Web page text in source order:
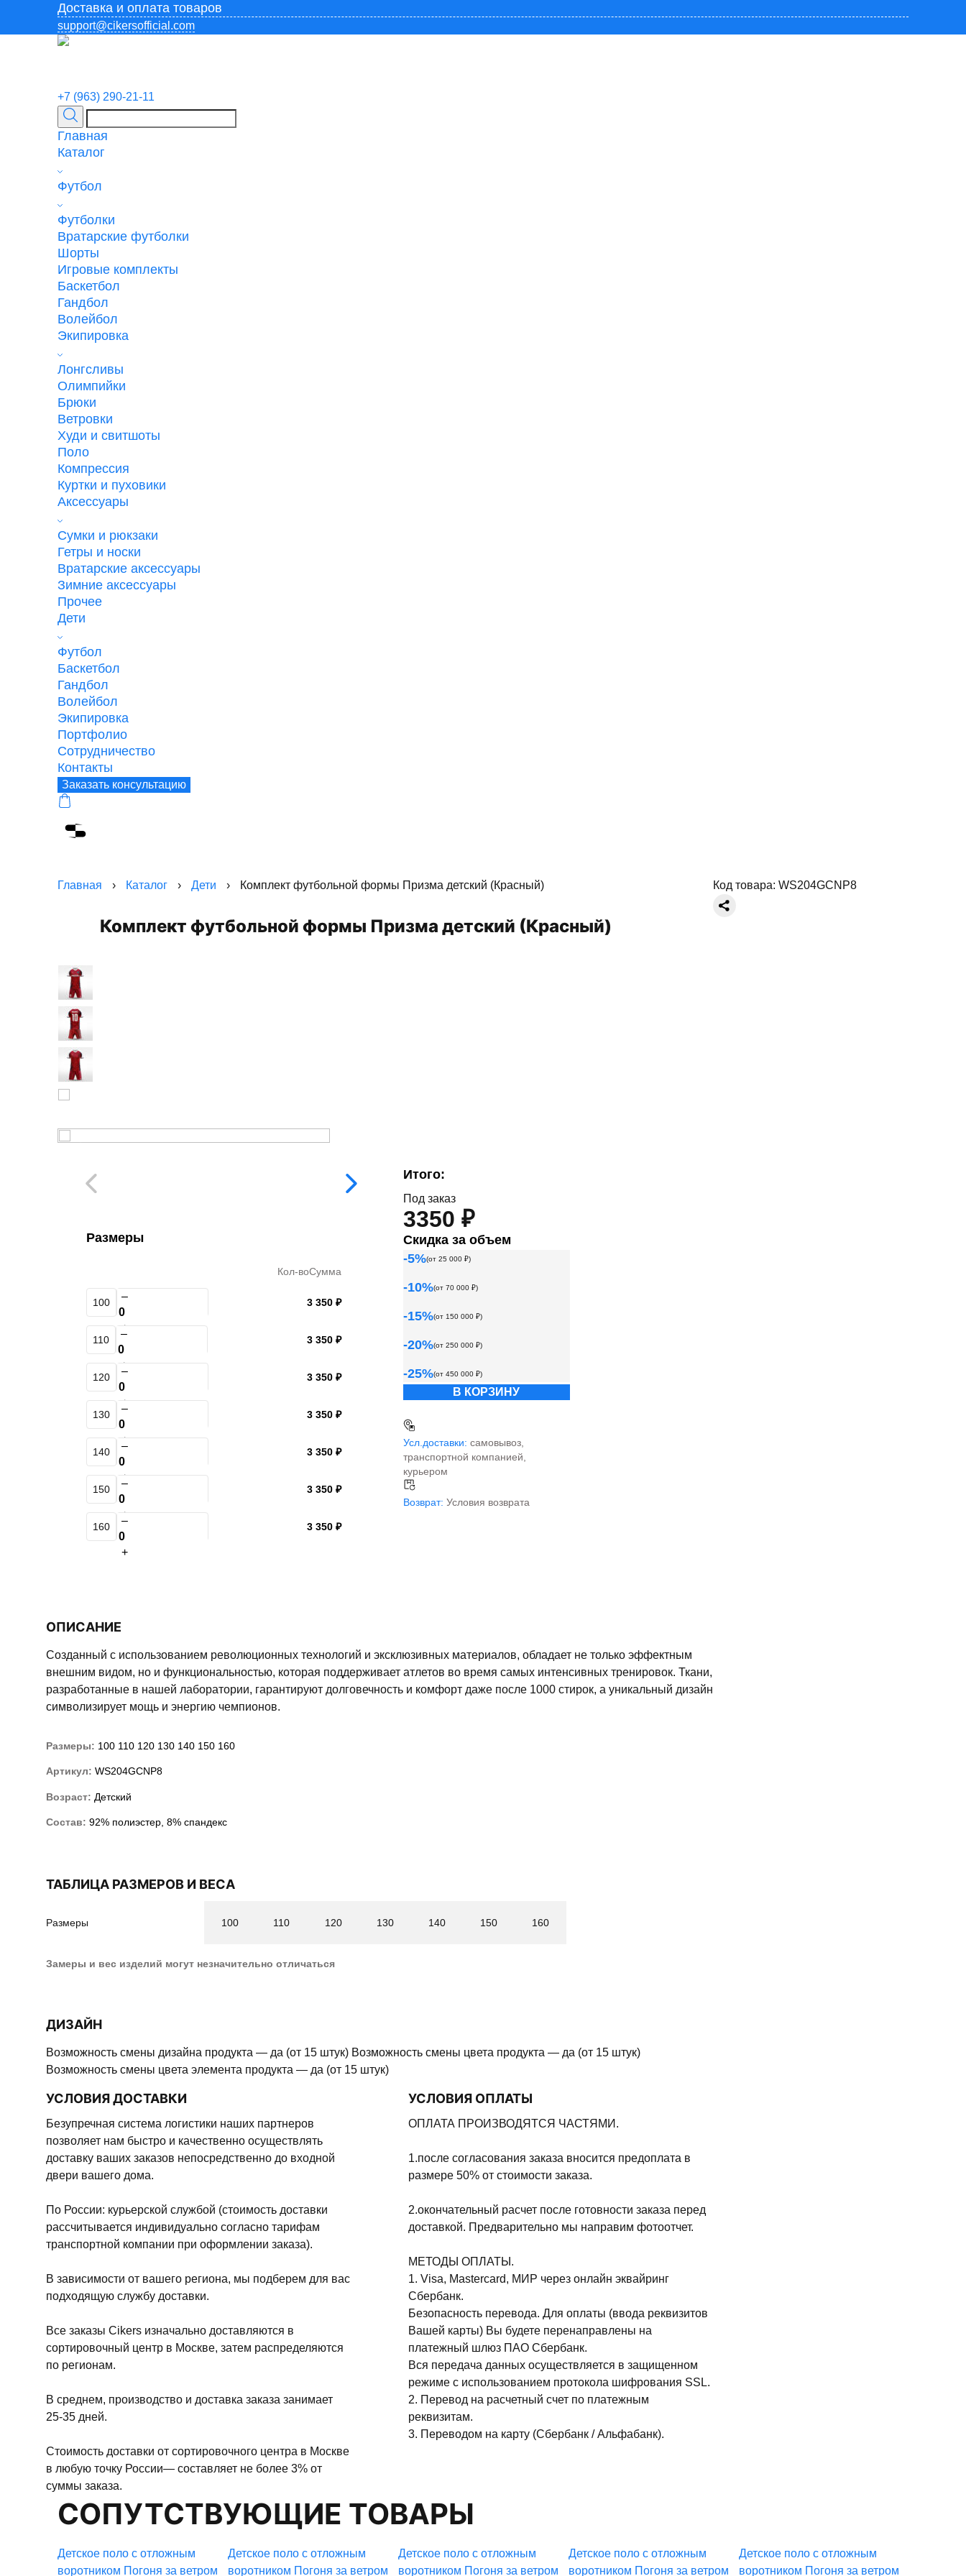
Доставка и оплата товаров
support@cikersofficial.com
+7 (963) 290-21-11
Главная
Каталог
Футбол
Футболки
Вратарские футболки
Шорты
Игровые комплекты
Баскетбол
Гандбол
Волейбол
Экипировка
Лонгсливы
Олимпийки
Брюки
Ветровки
Худи и свитшоты
Поло
Компрессия
Куртки и пуховики
Аксессуары
Сумки и рюкзаки
Гетры и носки
Вратарские аксессуары
Зимние аксессуары
Прочее
Дети
Футбол
Баскетбол
Гандбол
Волейбол
Экипировка
Портфолио
Сотрудничество
Контакты
Заказать консультацию
Главная › Каталог › Дети › Комплект футбольной формы Призма детский (Красный) Код товара: WS204GCNP8
Комплект футбольной формы Призма детский (Красный)
Размеры
Кол-воСумма
100 –
+
3 350 ₽
110 –
+
3 350 ₽
120 –
+
3 350 ₽
130 –
+
3 350 ₽
140 –
+
3 350 ₽
150 –
+
3 350 ₽
160 –
+
3 350 ₽
Итого:
Под заказ
3350 ₽
Скидка за объем
-5%(от 25 000₽)
-10%(от 70 000₽)
-15%(от 150 000₽)
-20%(от 250 000₽)
-25%(от 450 000₽)
В КОРЗИНУ
Усл.доставки: самовывоз,
транспортной компанией,
курьером
Возврат: Условия возврата
ОПИСАНИЕ
Созданный с использованием революционных технологий и эксклюзивных материалов, обладает не только эффектным
внешним видом, но и функциональностью, которая поддерживает атлетов во время самых интенсивных тренировок. Ткани,
разработанные в нашей лаборатории, гарантируют долговечность и комфорт даже после 1000 стирок, а уникальный дизайн
символизирует мощь и энергию чемпионов.
Размеры: 100 110 120 130 140 150 160
Артикул: WS204GCNP8
Возраст: Детский
Состав: 92% полиэстер, 8% спандекс
ТАБЛИЦА РАЗМЕРОВ И ВЕСА
Размеры 100 110 120 130 140 150 160
Замеры и вес изделий могут незначительно отличаться
ДИЗАЙН
Возможность смены дизайна продукта — да (от 15 штук) Возможность смены цвета продукта — да (от 15 штук)
Возможность смены цвета элемента продукта — да (от 15 штук)
УСЛОВИЯ ДОСТАВКИ
Безупречная система логистики наших партнеров
позволяет нам быстро и качественно осуществлять
доставку ваших заказов непосредственно до входной
двери вашего дома.
По России: курьерской службой (стоимость доставки
рассчитывается индивидуально согласно тарифам
транспортной компании при оформлении заказа).
В зависимости от вашего региона, мы подберем для вас
подходящую службу доставки.
Все заказы Cikers изначально доставляются в
сортировочный центр в Москве, затем распределяются
по регионам.
В среднем, производство и доставка заказа занимает
25-35 дней.
Стоимость доставки от сортировочного центра в Москве
в любую точку России— составляет не более 3% от
суммы заказа.
УСЛОВИЯ ОПЛАТЫ
ОПЛАТА ПРОИЗВОДЯТСЯ ЧАСТЯМИ.
1.после согласования заказа вносится предоплата в
размере 50% от стоимости заказа.
2.окончательный расчет после готовности заказа перед
доставкой. Предварительно мы направим фотоотчет.
МЕТОДЫ ОПЛАТЫ.
1. Visa, Mastercard, МИР через онлайн эквайринг
Сбербанк.
Безопасность перевода. Для оплаты (ввода реквизитов
Вашей карты) Вы будете перенаправлены на
платежный шлюз ПАО Сбербанк.
Вся передача данных осуществляется в защищенном
режиме с использованием протокола шифрования SSL.
2. Перевод на расчетный счет по платежным
реквизитам.
3. Переводом на карту (Сбербанк / Альфабанк).
СОПУТСТВУЮЩИЕ ТОВАРЫ
Детское поло с отложным
воротником Погоня за ветром
Детское поло с отложным
воротником Погоня за ветром
Детское поло с отложным
воротником Погоня за ветром
Детское поло с отложным
воротником Погоня за ветром
Детское поло с отложным
воротником Погоня за ветром